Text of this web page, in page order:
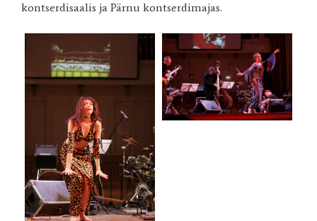
kontserdisaalis ja Pärnu kontserdimajas.